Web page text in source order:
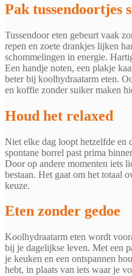
Pak tussendoortjes
Tussendoor eten gebeurt vaak
repen en zoete drankjes lijken
schommelingen in energie.
Een handje noten, een plakje
beter bij koolhydraatarm eten.
en koffie zonder suiker maken
Houd het relaxed
Niet elke dag loopt hetzelfde en
spontane borrel past prima
Door op andere momenten iets
bestaan. Het gaat om het totaal
keuze.
Eten zonder gedoe
Koolhydraatarm eten wordt
bij je dagelijkse leven. Met een
je keuken en een ontspannen
hebt, in plaats van iets waar je